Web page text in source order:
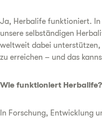
Ja, Herbalife funktioniert.
unsere selbständigen
weltweit dabei
zu erreichen – und das
Wie funktioniert Herbalife?
In Forschung, Entwicklung